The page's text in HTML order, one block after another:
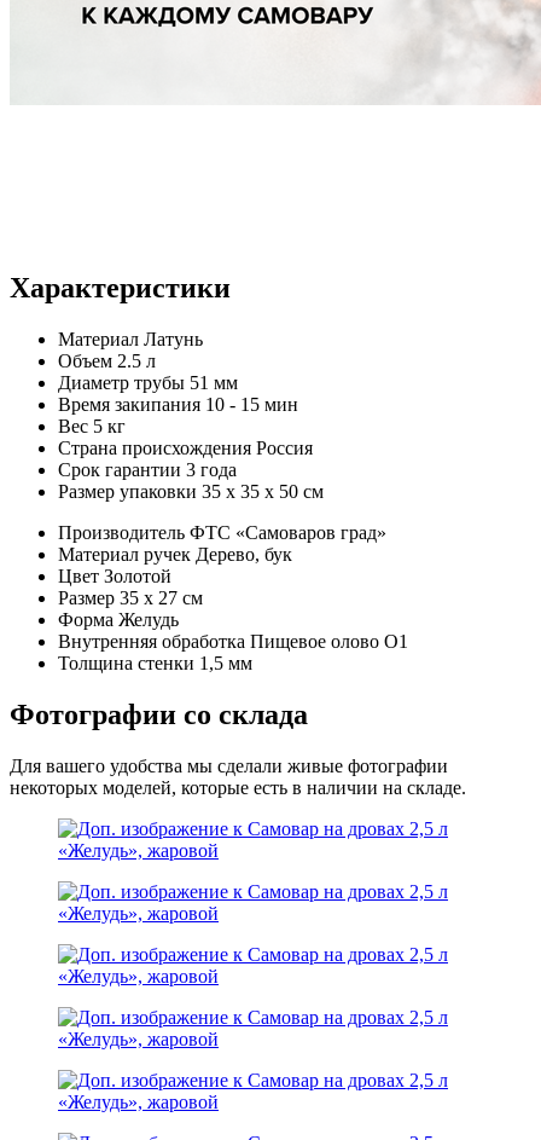
Характеристики
Материал Латунь
Объем 2.5 л
Диаметр трубы 51 мм
Время закипания 10 - 15 мин
Вес 5 кг
Страна происхождения Россия
Срок гарантии 3 года
Размер упаковки 35 х 35 х 50 см
Производитель ФТС «Самоваров град»
Материал ручек Дерево, бук
Цвет Золотой
Размер 35 x 27 см
Форма Желудь
Внутренняя обработка Пищевое олово О1
Толщина стенки 1,5 мм
Фотографии со склада
Для вашего удобства мы сделали живые фотографии
некоторых моделей, которые есть в наличии на складе.